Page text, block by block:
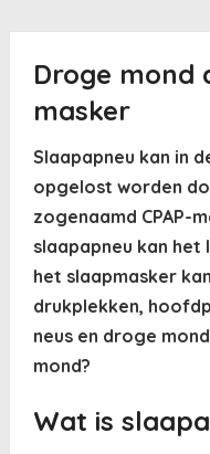
Droge mond
masker
Slaapapneu kan in
opgelost worden
zogenaamd CPAP-
slaapapneu kan
het slaapmasker
drukplekken,
neus en droge
mond?
Wat is